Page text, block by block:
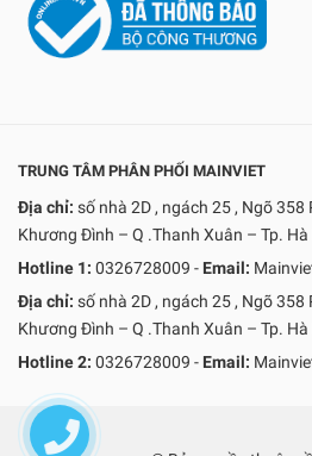
TRUNG TÂM PHÂN PHỐI MAINVIET
Địa chỉ: số nhà 2D , ngách 25 , Ngõ 358
Khương Đình – Q .Thanh Xuân – Tp. Hà
Hotline 1: 0326728009 - Email:
Địa chỉ: số nhà 2D , ngách 25 , Ngõ 358
Khương Đình – Q .Thanh Xuân – Tp. Hà
Hotline 2: 0326728009 - Email: